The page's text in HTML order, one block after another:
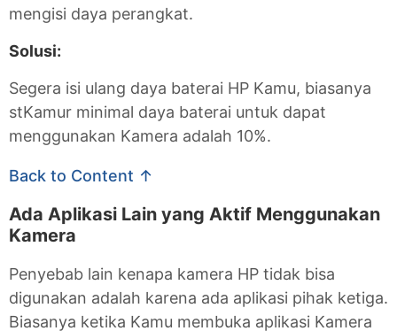
mengisi daya perangkat.
Solusi:
Segera isi ulang daya baterai HP Kamu, biasanya
stKamur minimal daya baterai untuk dapat
menggunakan Kamera adalah 10%.
Back to Content ↑
Ada Aplikasi Lain yang Aktif Menggunakan
Kamera
Penyebab lain kenapa kamera HP tidak bisa
digunakan adalah karena ada aplikasi pihak ketiga.
Biasanya ketika Kamu membuka aplikasi Kamera